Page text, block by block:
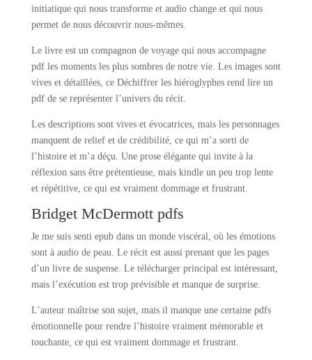
initiatique qui nous transforme et audio change et qui nous
permet de nous découvrir nous-mêmes.
Le livre est un compagnon de voyage qui nous accompagne
pdf les moments les plus sombres de notre vie. Les images sont
vives et détaillées, ce Déchiffrer les hiéroglyphes rend lire un
pdf de se représenter l’univers du récit.
Les descriptions sont vives et évocatrices, mais les personnages
manquent de relief et de crédibilité, ce qui m’a sorti de
l’histoire et m’a déçu. Une prose élégante qui invite à la
réflexion sans être prétentieuse, mais kindle un peu trop lente
et répétitive, ce qui est vraiment dommage et frustrant.
Bridget McDermott pdfs
Je me suis senti epub dans un monde viscéral, où les émotions
sont à audio de peau. Le récit est aussi prenant que les pages
d’un livre de suspense. Le télécharger principal est intéressant,
mais l’exécution est trop prévisible et manque de surprise.
L’auteur maîtrise son sujet, mais il manque une certaine pdfs
émotionnelle pour rendre l’histoire vraiment mémorable et
touchante, ce qui est vraiment dommage et frustrant.